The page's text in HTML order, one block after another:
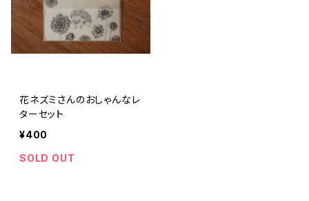
花ネズミさんのおしゃんなレ
ターセット
¥400
SOLD OUT